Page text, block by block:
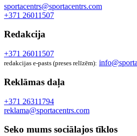
sportacentrs@sportacentrs.com
+371 26011507
Redakcija
+371 26011507
redakcijas e-pasts (preses relīzēm):
Reklāmas daļa
+371 26311794
reklama@sportacentrs.com
Seko mums sociālajos tīklos